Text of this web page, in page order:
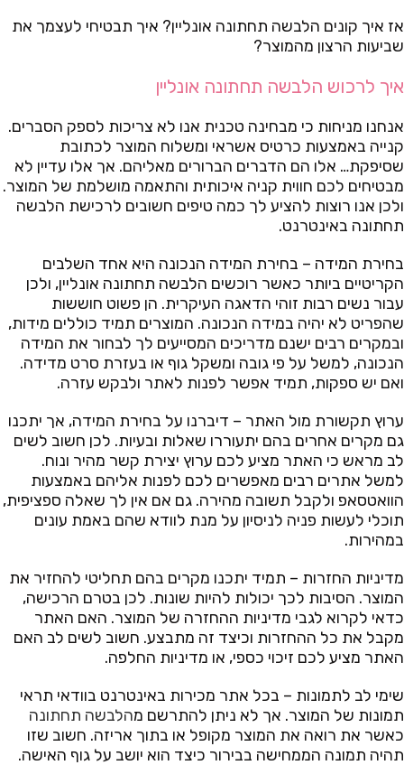
אז איך קונים הלבשה תחתונה אונליין? איך תבטיחי לעצמך את
שביעות הרצון מהמוצר?
איך לרכוש הלבשה תחתונה אונליין
אנחנו מניחות כי מבחינה טכנית אנו לא צריכות לספק הסברים.
קנייה באמצעות כרטיס אשראי ומשלוח המוצר לכתובת
שסיפקת… אלו הם הדברים הברורים מאליהם. אך אלו עדיין לא
מבטיחים לכם חווית קניה איכותית והתאמה מושלמת של המוצר.
ולכן אנו רוצות להציע לך כמה טיפים חשובים לרכישת הלבשה
תחתונה באינטרנט.
בחירת המידה – בחירת המידה הנכונה היא אחד השלבים
הקריטיים ביותר כאשר רוכשים הלבשה תחתונה אונליין, ולכן
עבור נשים רבות זוהי הדאגה העיקרית. הן פשוט חוששות
שהפריט לא יהיה במידה הנכונה. המוצרים תמיד כוללים מידות,
ובמקרים רבים ישנם מדריכים המסייעים לך לבחור את המידה
הנכונה, למשל על פי גובה ומשקל גוף או בעזרת סרט מדידה.
ואם יש ספקות, תמיד אפשר לפנות לאתר ולבקש עזרה.
ערוץ תקשורת מול האתר – דיברנו על בחירת המידה, אך יתכנו
גם מקרים אחרים בהם יתעוררו שאלות ובעיות. לכן חשוב לשים
לב מראש כי האתר מציע לכם ערוץ יצירת קשר מהיר ונוח.
למשל אתרים רבים מאפשרים לכם לפנות אליהם באמצעות
הוואטסאפ ולקבל תשובה מהירה. גם אם אין לך שאלה ספציפית,
תוכלי לעשות פניה לניסיון על מנת לוודא שהם באמת עונים
במהירות.
מדיניות החזרות – תמיד יתכנו מקרים בהם תחליטי להחזיר את
המוצר. הסיבות לכך יכולות להיות שונות. לכן בטרם הרכישה,
כדאי לקרוא לגבי מדיניות ההחזרה של המוצר. האם האתר
מקבל את כל ההחזרות וכיצד זה מתבצע. חשוב לשים לב האם
האתר מציע לכם זיכוי כספי, או מדיניות החלפה.
שימי לב לתמונות – בכל אתר מכירות באינטרנט בוודאי תראי
תמונות של המוצר. אך לא ניתן להתרשם מהלבשה תחתונה
כאשר את רואה את המוצר מקופל או בתוך אריזה. חשוב שזו
תהיה תמונה הממחישה בבירור כיצד הוא יושב על גוף האישה.